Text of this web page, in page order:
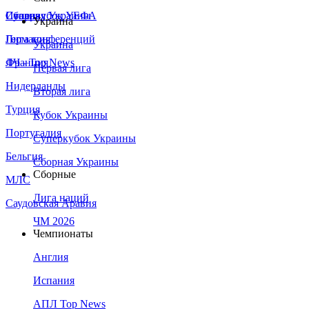
Сборная Украины
Италия
Германия
Франция
Нидерланды
Турция
Португалия
Бельгия
МЛС
Саудовская Аравия
Суперкубок УЕФА
Лига конференций
ЛЧ - Top News
Украина
Украина
Первая лига
Вторая лига
Кубок Украины
Суперкубок Украины
Сборная Украины
Сборные
Лига наций
ЧМ 2026
Чемпионаты
Англия
Испания
АПЛ Top News